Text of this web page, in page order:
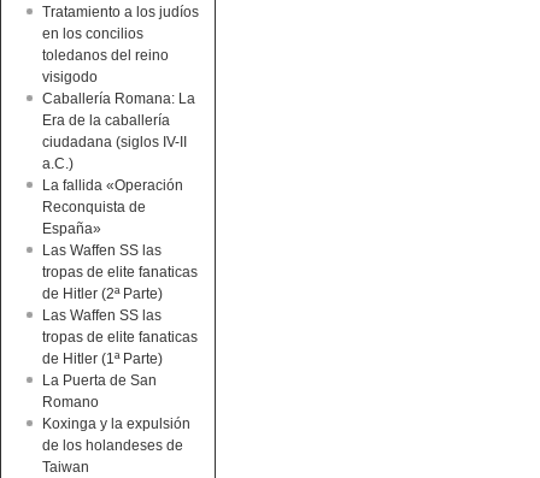
Tratamiento a los judíos
en los concilios
toledanos del reino
visigodo
Caballería Romana: La
Era de la caballería
ciudadana (siglos IV-II
a.C.)
La fallida «Operación
Reconquista de
España»
Las Waffen SS las
tropas de elite fanaticas
de Hitler (2ª Parte)
Las Waffen SS las
tropas de elite fanaticas
de Hitler (1ª Parte)
La Puerta de San
Romano
Koxinga y la expulsión
de los holandeses de
Taiwan